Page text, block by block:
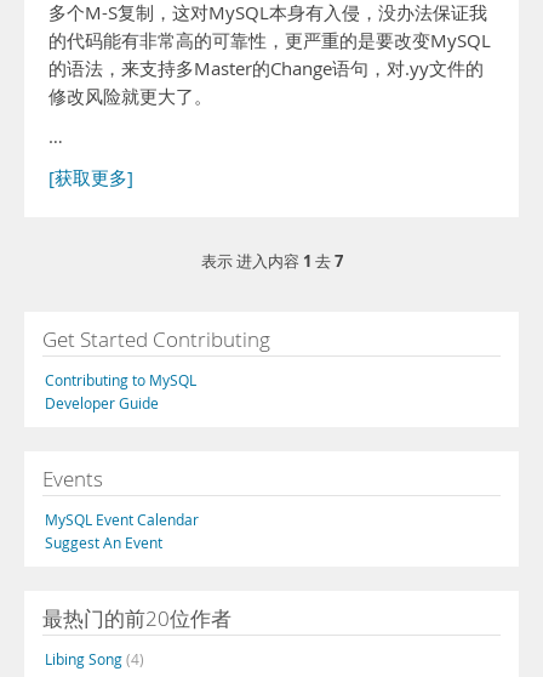
多个M-S复制，这对MySQL本身有入侵，没办法保证我
的代码能有非常高的可靠性，更严重的是要改变MySQL
的语法，来支持多Master的Change语句，对.yy文件的
修改风险就更大了。
…
[获取更多]
表示 进入内容 1 去7
Get Started Contributing
Contributing to MySQL
Developer Guide
Events
MySQL Event Calendar
Suggest An Event
最热门的前20位作者
Libing Song(4)